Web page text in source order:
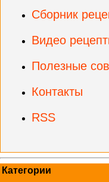
Сборник
Видео
Полезные
Контакты
RSS
Категории